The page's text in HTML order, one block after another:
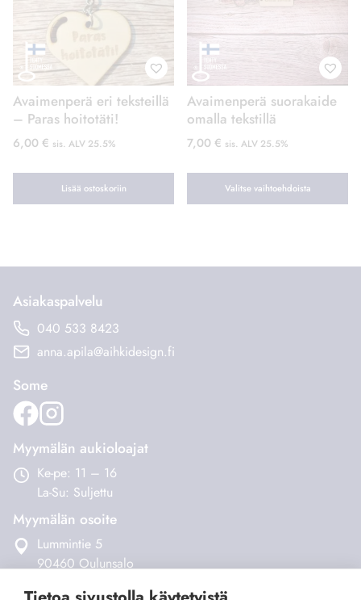
Avaimenperä eri teksteillä
– Paras hoitotäti!
6,00 € sis. ALV 25.5%
Lisää ostoskoriin
Avaimenperä suorakaide
omalla tekstillä
7,00 € sis. ALV 25.5%
Valitse vaihtoehdoista
Asiakaspalvelu
040 533 8423
anna.apila@aihkidesign.fi
Some
Myymälän aukioloajat
Ke-pe: 11 – 16
La-Su: Suljettu
Myymälän osoite
Lummintie 5
90460 Oulunsalo